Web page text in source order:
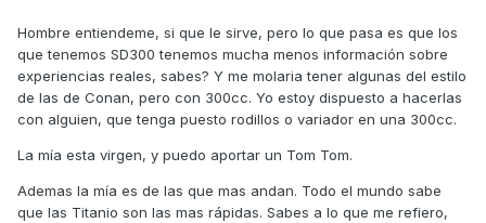
Hombre entiendeme, si que le sirve, pero lo que pasa es que los
que tenemos SD300 tenemos mucha menos información sobre
experiencias reales, sabes? Y me molaria tener algunas del estilo
de las de Conan, pero con 300cc. Yo estoy dispuesto a hacerlas
con alguien, que tenga puesto rodillos o variador en una 300cc.
La mía esta virgen, y puedo aportar un Tom Tom.
Ademas la mía es de las que mas andan. Todo el mundo sabe
que las Titanio son las mas rápidas. Sabes a lo que me refiero,